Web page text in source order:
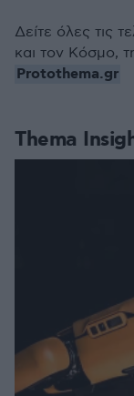
Thema
Δείτε όλες τις
και τον Κόσμο,
Protothema.gr